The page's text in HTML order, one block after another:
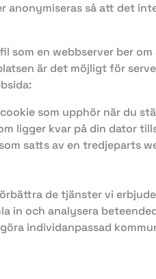
anonymiseras så att det
som en webbserver ber
är det möjligt för
som upphör när du
ligger kvar på din dator
satts av en tredjeparts
de tjänster vi
in och analysera
individanpassad